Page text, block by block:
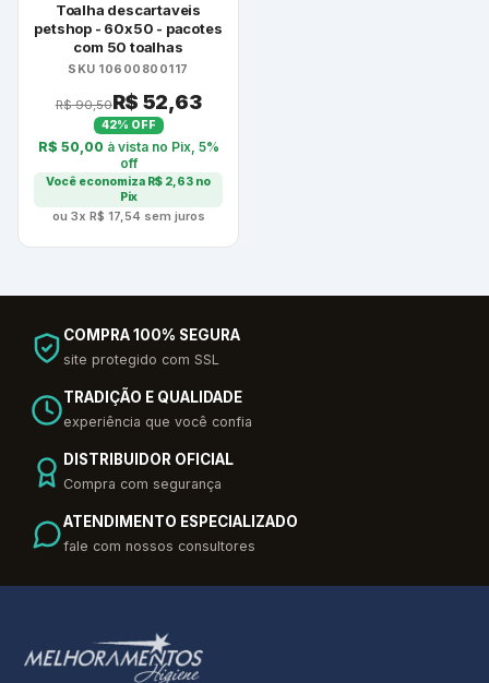
Toalha descartaveis
petshop - 60x50 - pacotes
com 50 toalhas
SKU 10600800117
R$90,50R$ 52,63
42% OFF
R$ 50,00 à vista no Pix, 5%
off
Você economiza R$ 2,63 no
Pix
ou 3x R$ 17,54 sem juros
COMPRA 100% SEGURA
site protegido com SSL
TRADIÇÃO E QUALIDADE
experiência que você confia
DISTRIBUIDOR OFICIAL
Compra com segurança
ATENDIMENTO ESPECIALIZADO
fale com nossos consultores